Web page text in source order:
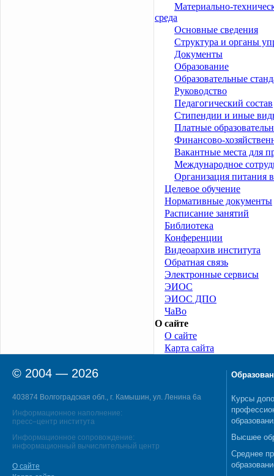
Материально-
среда
Основные сведения
Структура и органы
Документы
Образование
Образовательные
Руководство
Педагогический состав
Стипендии и иные
Платные
Финансово-
Вакантные места для
Международное
Организация питания
Целевое обучение
Нормативные документы
Расписание занятий
Библиотека
Конференции
Видеоархив института
Обратная связь
Электронные сервисы
ЭИОС
ЭИОС ДПО
ЧаВо
О сайте
О сайте
Карта сайта
© 2004 — 2026
403874 Волгоградская обл., г. Камышин, ул. Ленина 6а
Информационное наполнение:
пресс–центр института
Информационное сопровождение:
информационный вычислительный центр
О сайте
Курсы
Высшее
Среднее